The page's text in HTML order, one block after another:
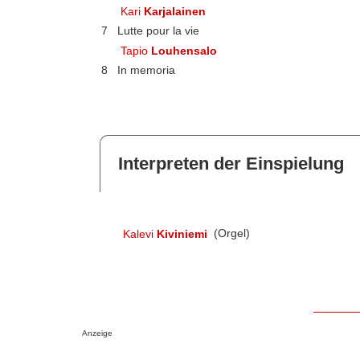
Kari Karjalainen
7
Lutte pour la vie
Tapio Louhensalo
8
In memoria
Interpreten der Einspielung
Kalevi Kiviniemi (Orgel)
Anzeige